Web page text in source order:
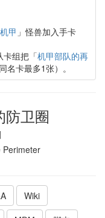
机甲 」怪兽加入手卡
卡组把「机甲部队的再
名卡最多1张）。
防卫圈
Perimeter
Wiki